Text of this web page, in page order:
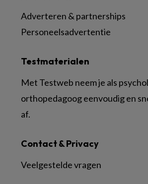
Contact & Privacy
Veelgestelde vragen
Testmaterialen
Met Testweb neem je als
orthopedagoog eenvoudig en
af.
Adverteren & partnerships
Personeelsadvertentie